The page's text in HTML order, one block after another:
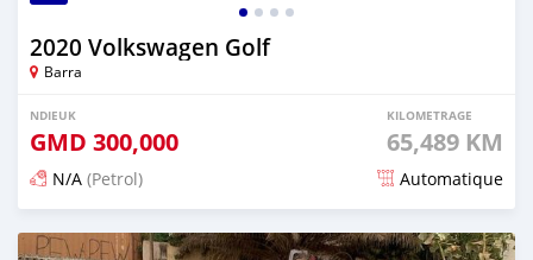
2020 Volkswagen Golf
Barra
NDIEUK
GMD 300,000
KILOMETRAGE
65,489 KM
N/A (Petrol) Automatique
Dougal na niou ko depuis about 2 years